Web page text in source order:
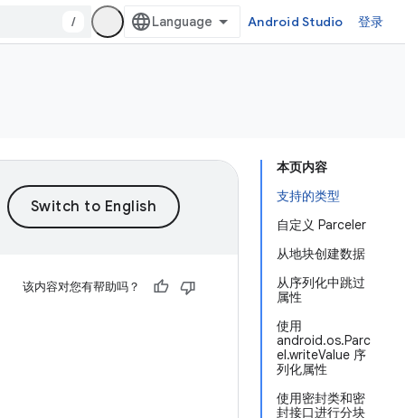
/ Android Studio 登录
本页内容
支持的类型
自定义 Parceler
从地块创建数据
从序列化中跳过
属性
使用
android.os.Parc
el.writeValue 序
列化属性
使用密封类和密
封接口进行分块
该内容对您有帮助吗？